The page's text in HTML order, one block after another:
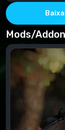
Por meio do
conteúdo do
Mods/